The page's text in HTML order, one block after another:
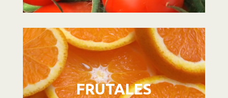
Reproductor
de
vídeo
FRUTALES